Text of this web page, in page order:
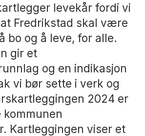
levekår fordi vi
Fredrikstad skal være
bo og å leve, for alle.
gir et
og en indikasjon
vi bør sette i verk og
2024 er
Kartleggingen viser et